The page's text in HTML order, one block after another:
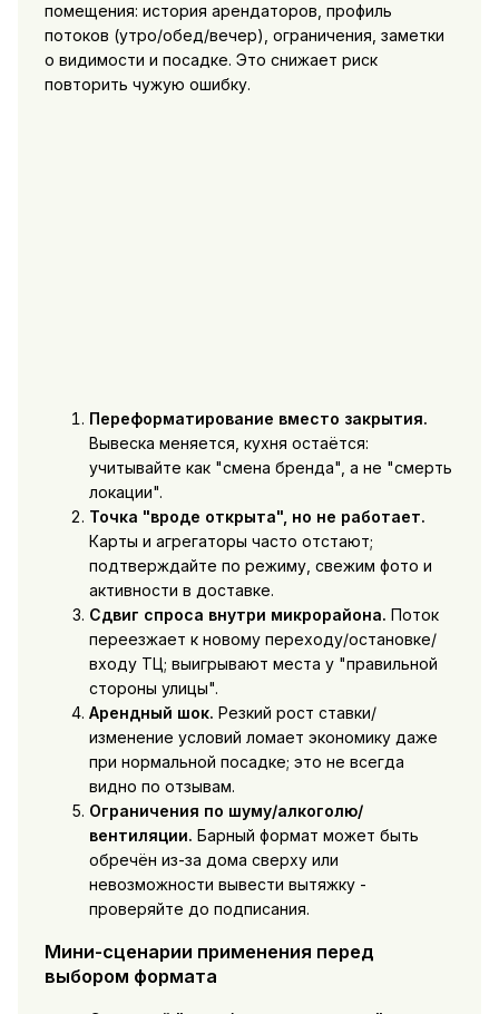
помещения: история арендаторов, профиль
потоков (утро/обед/вечер), ограничения, заметки
о видимости и посадке. Это снижает риск
повторить чужую ошибку.
Переформатирование вместо закрытия.
Вывеска меняется, кухня остаётся:
учитывайте как "смена бренда", а не "смерть
локации".
Точка "вроде открыта", но не работает.
Карты и агрегаторы часто отстают;
подтверждайте по режиму, свежим фото и
активности в доставке.
Сдвиг спроса внутри микрорайона. Поток
переезжает к новому переходу/остановке/
входу ТЦ; выигрывают места у "правильной
стороны улицы".
Арендный шок. Резкий рост ставки/
изменение условий ломает экономику даже
при нормальной посадке; это не всегда
видно по отзывам.
Ограничения по шуму/алкоголю/
вентиляции. Барный формат может быть
обречён из-за дома сверху или
невозможности вывести вытяжку -
проверяйте до подписания.
Мини-сценарии применения перед
выбором формата